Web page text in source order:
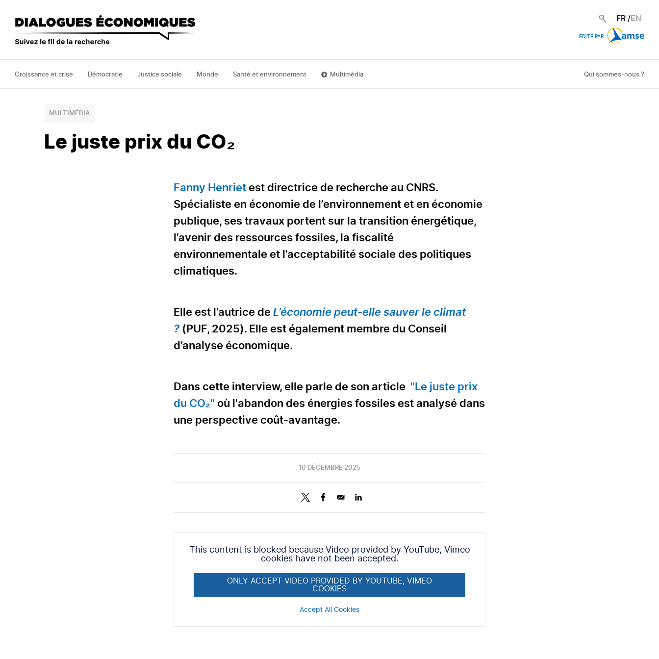
contenu
principal
FR /EN
ÉDITÉ PAR
Croissance et crise Démocratie Justice sociale Monde Santé et environnement Multimédia Qui sommes-nous ?
MULTIMÉDIA
Le juste prix du CO₂
Fanny Henriet est directrice de recherche au CNRS.
Spécialiste en économie de l’environnement et en économie
publique, ses travaux portent sur la transition énergétique,
l’avenir des ressources fossiles, la fiscalité
environnementale et l’acceptabilité sociale des politiques
climatiques.
Elle est l’autrice de L’économie peut-elle sauver le climat
? (PUF, 2025). Elle est également membre du Conseil
d’analyse économique.
Dans cette interview, elle parle de son article "Le juste prix
du CO₂" où l'abandon des énergies fossiles est analysé dans
une perspective coût-avantage.
10 DÉCEMBRE 2025
This content is blocked because Video provided by YouTube, Vimeo
cookies have not been accepted.
ONLY ACCEPT VIDEO PROVIDED BY YOUTUBE, VIMEO
COOKIES
Accept All Cookies